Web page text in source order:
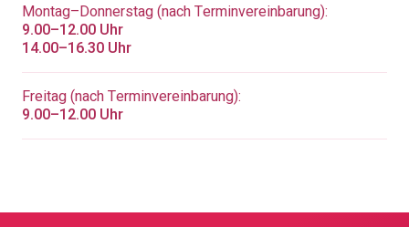
Montag–Donnerstag (nach Terminvereinbarung):
9.00–12.00 Uhr
14.00–16.30 Uhr
Freitag (nach Terminvereinbarung):
9.00–12.00 Uhr